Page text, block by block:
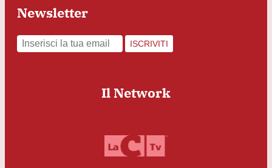
Newsletter
ISCRIVITI
Il Network